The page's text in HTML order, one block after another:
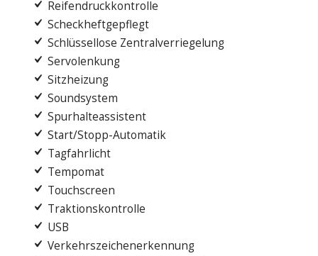
Reifendruckkontrolle
Scheckheftgepflegt
Schlüssellose Zentralverriegelung
Servolenkung
Sitzheizung
Soundsystem
Spurhalteassistent
Start/Stopp-Automatik
Tagfahrlicht
Tempomat
Touchscreen
Traktionskontrolle
USB
Verkehrszeichenerkennung